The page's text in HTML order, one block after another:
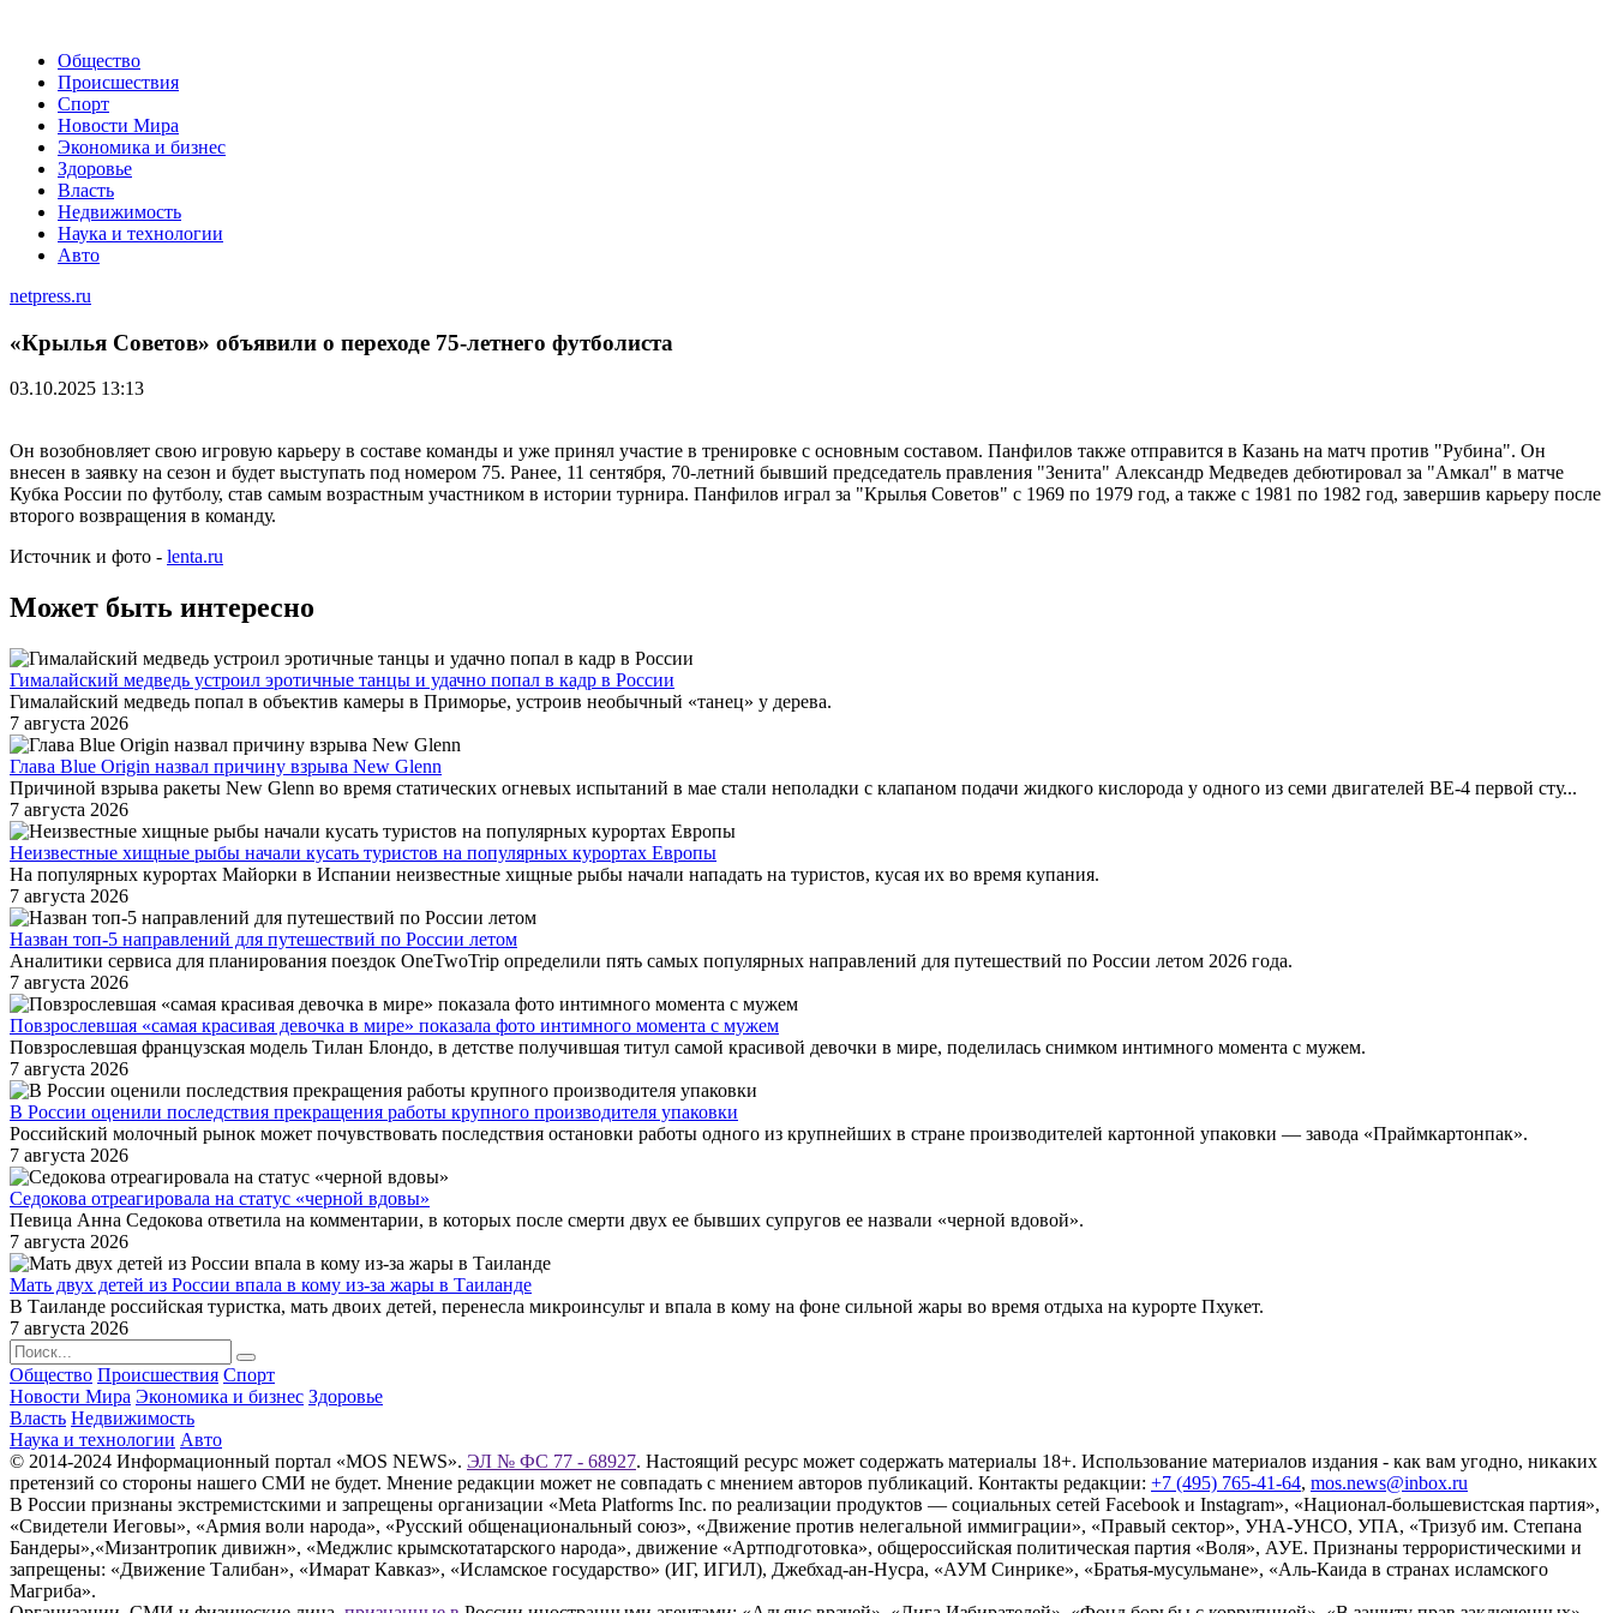
Общество
Происшествия
Спорт
Новости Мира
Экономика и бизнес
Здоровье
Власть
Недвижимость
Наука и технологии
Авто
netpress.ru
«Крылья Советов» объявили о переходе 75-летнего футболиста
03.10.2025 13:13
Он возобновляет свою игровую карьеру в составе команды и уже принял участие в тренировке с основным составом. Панфилов также отправится в Казань на матч против "Рубина". Он
внесен в заявку на сезон и будет выступать под номером 75. Ранее, 11 сентября, 70-летний бывший председатель правления "Зенита" Александр Медведев дебютировал за "Амкал" в матче
Кубка России по футболу, став самым возрастным участником в истории турнира. Панфилов играл за "Крылья Советов" с 1969 по 1979 год, а также с 1981 по 1982 год, завершив карьеру после
второго возвращения в команду.
Источник и фото - lenta.ru
Может быть интересно
Гималайский медведь устроил эротичные танцы и удачно попал в кадр в России
Гималайский медведь попал в объектив камеры в Приморье, устроив необычный «танец» у дерева.
7 августа 2026
Глава Blue Origin назвал причину взрыва New Glenn
Причиной взрыва ракеты New Glenn во время статических огневых испытаний в мае стали неполадки с клапаном подачи жидкого кислорода у одного из семи двигателей BE-4 первой сту...
7 августа 2026
Неизвестные хищные рыбы начали кусать туристов на популярных курортах Европы
На популярных курортах Майорки в Испании неизвестные хищные рыбы начали нападать на туристов, кусая их во время купания.
7 августа 2026
Назван топ-5 направлений для путешествий по России летом
Аналитики сервиса для планирования поездок OneTwoTrip определили пять самых популярных направлений для путешествий по России летом 2026 года.
7 августа 2026
Повзрослевшая «самая красивая девочка в мире» показала фото интимного момента с мужем
Повзрослевшая французская модель Тилан Блондо, в детстве получившая титул самой красивой девочки в мире, поделилась снимком интимного момента с мужем.
7 августа 2026
В России оценили последствия прекращения работы крупного производителя упаковки
Российский молочный рынок может почувствовать последствия остановки работы одного из крупнейших в стране производителей картонной упаковки — завода «Праймкартонпак».
7 августа 2026
Седокова отреагировала на статус «черной вдовы»
Певица Анна Седокова ответила на комментарии, в которых после смерти двух ее бывших супругов ее назвали «черной вдовой».
7 августа 2026
Мать двух детей из России впала в кому из-за жары в Таиланде
В Таиланде российская туристка, мать двоих детей, перенесла микроинсульт и впала в кому на фоне сильной жары во время отдыха на курорте Пхукет.
7 августа 2026
Общество Происшествия Спорт
Новости Мира Экономика и бизнес Здоровье
Власть Недвижимость
Наука и технологии Авто
© 2014-2024 Информационный портал «MOS NEWS». ЭЛ № ФС 77 - 68927. Настоящий ресурс может содержать материалы 18+. Использование материалов издания - как вам угодно, никаких
претензий со стороны нашего СМИ не будет. Мнение редакции может не совпадать с мнением авторов публикаций. Контакты редакции: +7 (495) 765-41-64, mos.news@inbox.ru
В России признаны экстремистскими и запрещены организации «Meta Platforms Inc. по реализации продуктов — социальных сетей Facebook и Instagram», «Национал-большевистская партия»,
«Свидетели Иеговы», «Армия воли народа», «Русский общенациональный союз», «Движение против нелегальной иммиграции», «Правый сектор», УНА-УНСО, УПА, «Тризуб им. Степана
Бандеры»,«Мизантропик дивижн», «Меджлис крымскотатарского народа», движение «Артподготовка», общероссийская политическая партия «Воля», АУЕ. Признаны террористическими и
запрещены: «Движение Талибан», «Имарат Кавказ», «Исламское государство» (ИГ, ИГИЛ), Джебхад-ан-Нусра, «АУМ Синрике», «Братья-мусульмане», «Аль-Каида в странах исламского
Магриба».